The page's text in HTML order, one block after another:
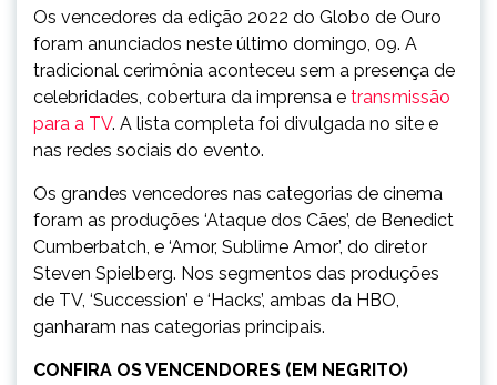
Os vencedores da edição 2022 do Globo de Ouro
foram anunciados neste último domingo, 09. A
tradicional cerimônia aconteceu sem a presença de
celebridades, cobertura da imprensa e transmissão
para a TV. A lista completa foi divulgada no site e
nas redes sociais do evento.
Os grandes vencedores nas categorias de cinema
foram as produções ‘Ataque dos Cães’, de Benedict
Cumberbatch, e ‘Amor, Sublime Amor’, do diretor
Steven Spielberg. Nos segmentos das produções
de TV, ‘Succession’ e ‘Hacks’, ambas da HBO,
ganharam nas categorias principais.
CONFIRA OS VENCENDORES (EM NEGRITO)